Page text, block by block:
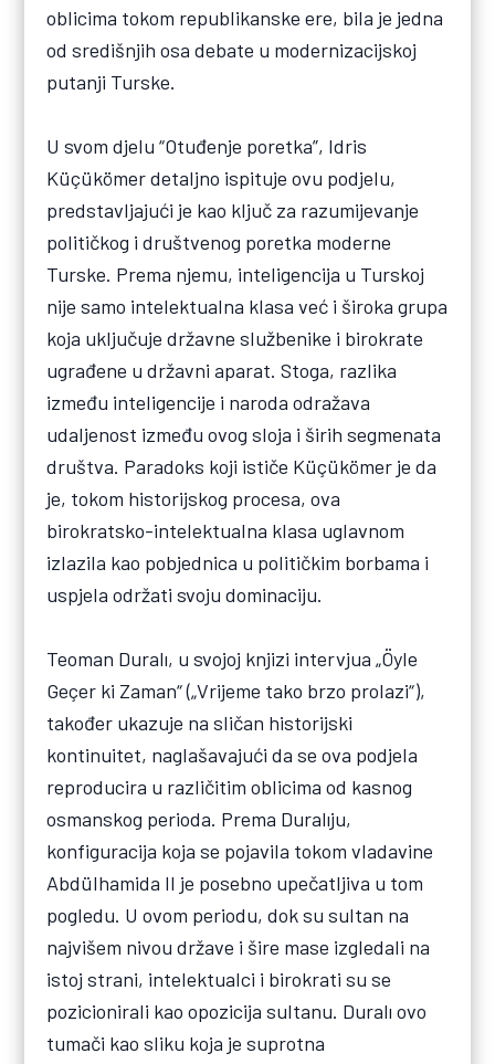
oblicima tokom republikanske ere, bila je jedna
od središnjih osa debate u modernizacijskoj
putanji Turske.
U svom djelu “Otuđenje poretka”, Idris
Küçükömer detaljno ispituje ovu podjelu,
predstavljajući je kao ključ za razumijevanje
političkog i društvenog poretka moderne
Turske. Prema njemu, inteligencija u Turskoj
nije samo intelektualna klasa već i široka grupa
koja uključuje državne službenike i birokrate
ugrađene u državni aparat. Stoga, razlika
između inteligencije i naroda odražava
udaljenost između ovog sloja i širih segmenata
društva. Paradoks koji ističe Küçükömer je da
je, tokom historijskog procesa, ova
birokratsko-intelektualna klasa uglavnom
izlazila kao pobjednica u političkim borbama i
uspjela održati svoju dominaciju.
Teoman Duralı, u svojoj knjizi intervjua „Öyle
Geçer ki Zaman“ („Vrijeme tako brzo prolazi“),
također ukazuje na sličan historijski
kontinuitet, naglašavajući da se ova podjela
reproducira u različitim oblicima od kasnog
osmanskog perioda. Prema Duralıju,
konfiguracija koja se pojavila tokom vladavine
Abdülhamida II je posebno upečatljiva u tom
pogledu. U ovom periodu, dok su sultan na
najvišem nivou države i šire mase izgledali na
istoj strani, intelektualci i birokrati su se
pozicionirali kao opozicija sultanu. Duralı ovo
tumači kao sliku koja je suprotna